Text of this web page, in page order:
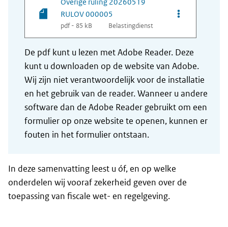
RULOV 000005
pdf - 85 kB Belastingdienst
Opties van
De pdf kunt u lezen met Adobe Reader. Deze
kunt u downloaden op de website van Adobe.
Wij zijn niet verantwoordelijk voor de installatie
en het gebruik van de reader. Wanneer u andere
software dan de Adobe Reader gebruikt om een
formulier op onze website te openen, kunnen er
fouten in het formulier ontstaan.
In deze samenvatting leest u óf, en op welke
onderdelen wij vooraf zekerheid geven over de
toepassing van fiscale wet- en regelgeving.